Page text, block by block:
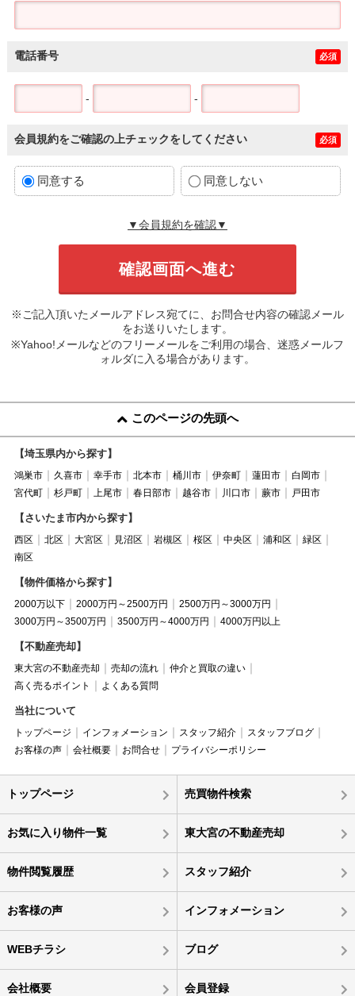
電話番号 必須
- -
会員規約をご確認の上チェックをしてください 必須
同意する 同意しない
▼会員規約を確認▼
※ご記入頂いたメールアドレス宛てに、お問合せ内容の確認メール
をお送りいたします。
※Yahoo!メールなどのフリーメールをご利用の場合、迷惑メールフ
ォルダに入る場合があります。
このページの先頭へ
【埼玉県内から探す】
鴻巣市 久喜市 幸手市 北本市 桶川市 伊奈町 蓮田市
白岡市
宮代町
杉戸町 上尾市 春日部市 越谷市 川口市 蕨市 戸田市
【さいたま市内から探す】
西区 北区 大宮区 見沼区 岩槻区 桜区 中央区 浦和区
緑区
南区
【物件価格から探す】
2000万以下 2000万円～2500万円
2500万円～3000万円
3000万円～3500万円
3500万円～4000万円 4000万円以上
【不動産売却】
東大宮の不動産売却 売却の流れ
仲介と買取の違い
高く売るポイント
よくある質問
当社について
トップページ インフォメーション スタッフ紹介
スタッフブログ
お客様の声
会社概要 お問合せ プライバシーポリシー
トップページ 売買物件検索
お気に入り物件一覧 東大宮の不動産売却
物件閲覧履歴 スタッフ紹介
お客様の声 インフォメーション
WEBチラシ ブログ
会社概要 会員登録